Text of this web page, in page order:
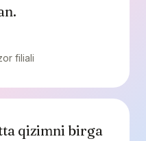
filiali
qizimni birga